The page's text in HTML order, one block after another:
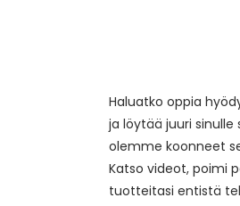
Haluatko oppia
ja löytää juuri
olemme koonneet
Katso videot, poimi
tuotteitasi entistä